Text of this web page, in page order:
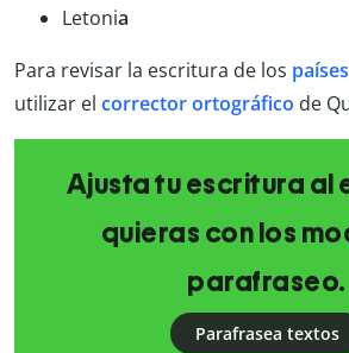
Letonia
Para revisar la escritura de los
utilizar el corrector ortográfico de
Ajusta tu escritura al
quieras con los
parafraseo.
Parafrasea textos